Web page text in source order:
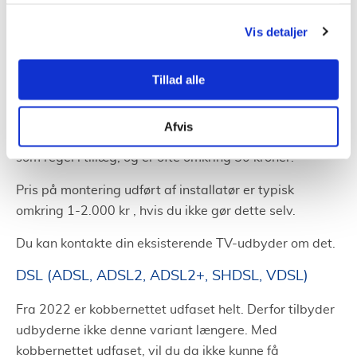
Vis detaljer
Tillad alle
Afvis
mange, og du slipper for at grave kabel. De fleste
bredbånd via satellit har en hastighed på op til 50
som regel i tillæg, og er ofte omkring 50 kroner.
Pris på montering udført af installatør er typisk
omkring 1-2.000 kr , hvis du ikke gør dette selv.
Du kan kontakte din eksisterende TV-udbyder om det.
DSL (ADSL, ADSL2, ADSL2+, SHDSL, VDSL)
Fra 2022 er kobbernettet udfaset helt. Derfor tilbyder
udbyderne ikke denne variant længere. Med
kobbernettet udfaset, vil du da ikke kunne få